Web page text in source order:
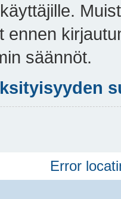
ennen
säännöt.
Error